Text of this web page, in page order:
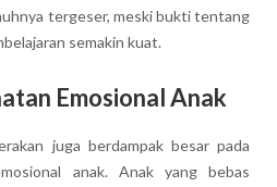
tergeser, meski bukti tentang
semakin kuat.
Emosional Anak
juga berdampak besar pada
anak. Anak yang bebas